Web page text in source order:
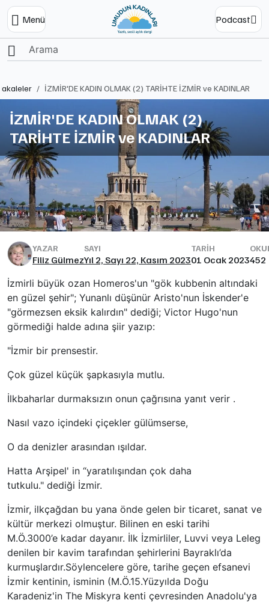
Menü Podcast
Ana Sayfa İZMİR'DE KADIN OLMAK (2) TARİHTE İZMİR ve KADINLAR
İZMİR'DE KADIN OLMAK (2)
TARİHTE İZMİR ve KADINLAR
YAZAR
Filiz Gülmez
SAYI
Yıl 2, Sayı 22, Kasım 2023
TARIH
01 Ocak 2023452
İzmirli büyük ozan Homeros'un "gök kubbenin altındaki
en güzel şehir"; Yunanlı düşünür Aristo'nun İskender'e
"görmezsen eksik kalırdın" dediği; Victor Hugo'nun
görmediği halde adına şiir yazıp:
"İzmir bir prensestir.
Çok güzel küçük şapkasıyla mutlu.
İlkbaharlar durmaksızın onun çağrısına yanıt verir .
Nasıl vazo içindeki çiçekler gülümserse,
O da denizler arasından ışıldar.
Hatta Arşipel' in “yaratılışından çok daha
tutkulu." dediği İzmir.
İzmir, ilkçağdan bu yana önde gelen bir ticaret, sanat ve
kültür merkezi olmuştur. Bilinen en eski tarihi
M.Ö.3000’e kadar dayanır. İlk İzmirliler, Luvvi veya Leleg
denilen bir kavim tarafından şehirlerini Bayraklı’da
kurmuşlardır.Söylencelere göre, tarihe geçen efsanevi
İzmir kentinin, isminin (M.Ö.15.Yüzyılda Doğu
Karadeniz'in The Miskyra kenti çevresinden Anadolu'ya